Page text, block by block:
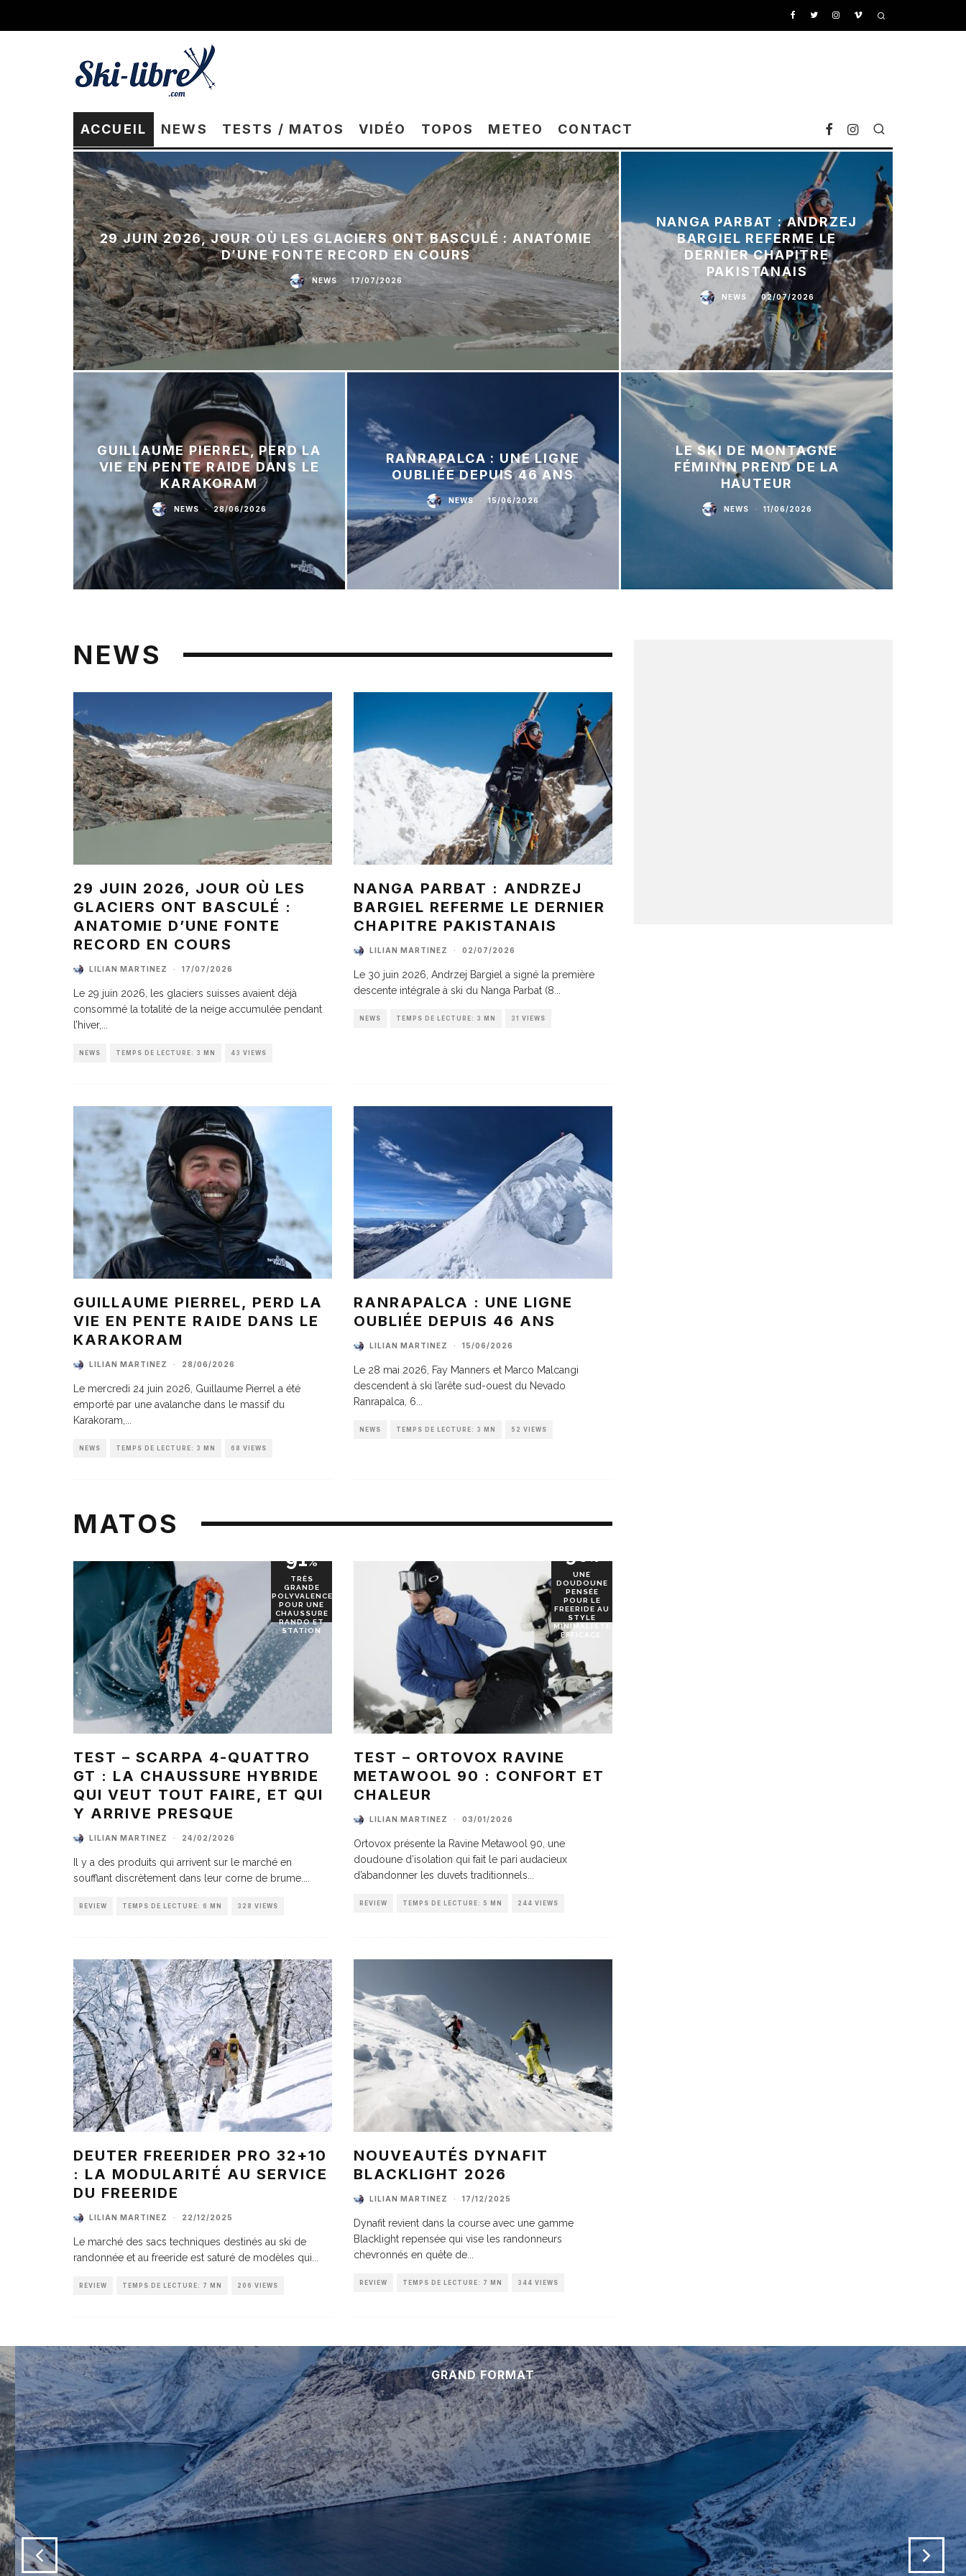
ACCUEIL NEWS TESTS / MATOS VIDÉO TOPOS METEO CONTACT
29 JUIN 2026, JOUR OÙ LES GLACIERS ONT BASCULÉ : ANATOMIE
D’UNE FONTE RECORD EN COURS
NEWS · 17/07/2026
NANGA PARBAT : ANDRZEJ
BARGIEL REFERME LE
DERNIER CHAPITRE
PAKISTANAIS
NEWS · 02/07/2026
GUILLAUME PIERREL, PERD LA
VIE EN PENTE RAIDE DANS LE
KARAKORAM
NEWS · 28/06/2026
RANRAPALCA : UNE LIGNE
OUBLIÉE DEPUIS 46 ANS
NEWS · 15/06/2026
LE SKI DE MONTAGNE
FÉMININ PREND DE LA
HAUTEUR
NEWS · 11/06/2026
NEWS
29 JUIN 2026, JOUR OÙ LES
GLACIERS ONT BASCULÉ :
ANATOMIE D’UNE FONTE
RECORD EN COURS
LILIAN MARTINEZ · 17/07/2026
Le 29 juin 2026, les glaciers suisses avaient déjà
consommé la totalité de la neige accumulée pendant
l’hiver,
NEWS TEMPS DE LECTURE: 3 MN 43 VIEWS
NANGA PARBAT : ANDRZEJ
BARGIEL REFERME LE DERNIER
CHAPITRE PAKISTANAIS
LILIAN MARTINEZ · 02/07/2026
Le 30 juin 2026, Andrzej Bargiel a signé la première
descente intégrale à ski du Nanga Parbat (8
NEWS TEMPS DE LECTURE: 3 MN 31 VIEWS
GUILLAUME PIERREL, PERD LA
VIE EN PENTE RAIDE DANS LE
KARAKORAM
LILIAN MARTINEZ · 28/06/2026
Le mercredi 24 juin 2026, Guillaume Pierrel a été
emporté par une avalanche dans le massif du
Karakoram,
NEWS TEMPS DE LECTURE: 3 MN 68 VIEWS
RANRAPALCA : UNE LIGNE
OUBLIÉE DEPUIS 46 ANS
LILIAN MARTINEZ · 15/06/2026
Le 28 mai 2026, Fay Manners et Marco Malcangi
descendent à ski l’arête sud-ouest du Nevado
Ranrapalca, 6
NEWS TEMPS DE LECTURE: 3 MN 52 VIEWS
MATOS
91%
TRÈS
GRANDE
POLYVALENCE
POUR UNE
CHAUSSURE
RANDO ET
STATION
TEST – SCARPA 4-QUATTRO
GT : LA CHAUSSURE HYBRIDE
QUI VEUT TOUT FAIRE, ET QUI
Y ARRIVE PRESQUE
LILIAN MARTINEZ · 24/02/2026
Il y a des produits qui arrivent sur le marché en
soufflant discrètement dans leur corne de brume.
REVIEW TEMPS DE LECTURE: 6 MN 328 VIEWS
90%
UNE
DOUDOUNE
PENSÉE
POUR LE
FREERIDE AU
STYLE
MINIMALISTE
EFFICACE.
TEST – ORTOVOX RAVINE
METAWOOL 90 : CONFORT ET
CHALEUR
LILIAN MARTINEZ · 03/01/2026
Ortovox présente la Ravine Metawool 90, une
doudoune d’isolation qui fait le pari audacieux
d’abandonner les duvets traditionnels
REVIEW TEMPS DE LECTURE: 5 MN 244 VIEWS
DEUTER FREERIDER PRO 32+10
: LA MODULARITÉ AU SERVICE
DU FREERIDE
LILIAN MARTINEZ · 22/12/2025
Le marché des sacs techniques destinés au ski de
randonnée et au freeride est saturé de modèles qui
REVIEW TEMPS DE LECTURE: 7 MN 206 VIEWS
NOUVEAUTÉS DYNAFIT
BLACKLIGHT 2026
LILIAN MARTINEZ · 17/12/2025
Dynafit revient dans la course avec une gamme
Blacklight repensée qui vise les randonneurs
chevronnés en quête de
REVIEW TEMPS DE LECTURE: 7 MN 344 VIEWS
GRAND FORMAT